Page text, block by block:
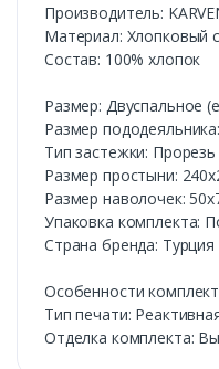
Производитель:
Материал: Хлопковый
Состав: 100% хлопок
Размер: Двуспальное
Размер
Тип застежки: Прорезь
Размер простыни:
Размер наволочек:
Упаковка комплекта:
Cтрана бренда: Турция
Особенности
Тип печати:
Отделка комплекта: